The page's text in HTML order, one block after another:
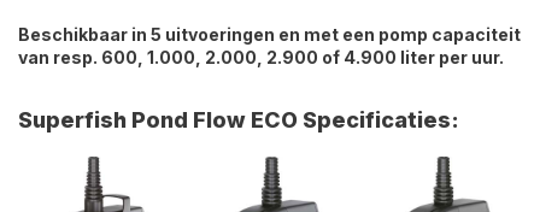
Beschikbaar in 5 uitvoeringen en met een pomp capaciteit
van resp. 600, 1.000, 2.000, 2.900 of 4.900 liter per uur.
Superfish Pond Flow ECO Specificaties: